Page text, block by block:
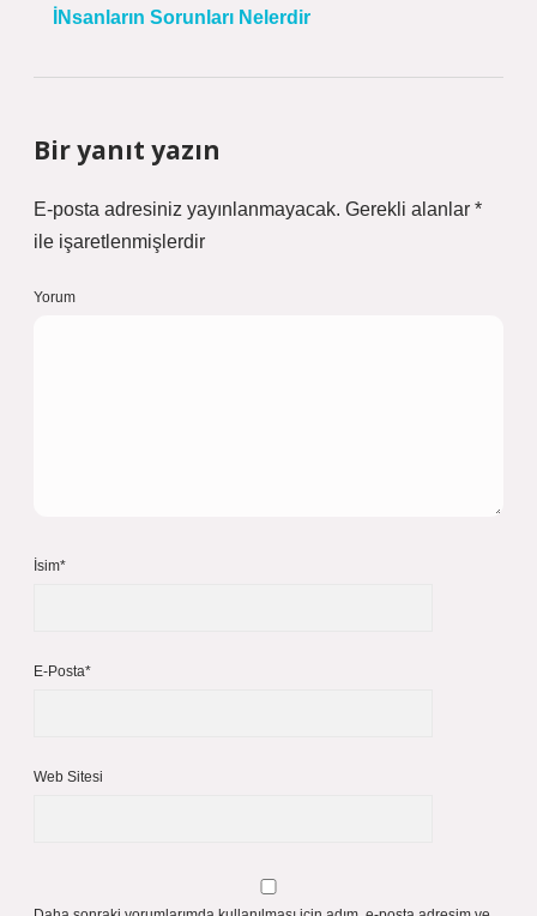
İNsanların Sorunları Nelerdir
Bir yanıt yazın
E-posta adresiniz yayınlanmayacak. Gerekli alanlar *
ile işaretlenmişlerdir
Yorum
İsim*
E-Posta*
Web Sitesi